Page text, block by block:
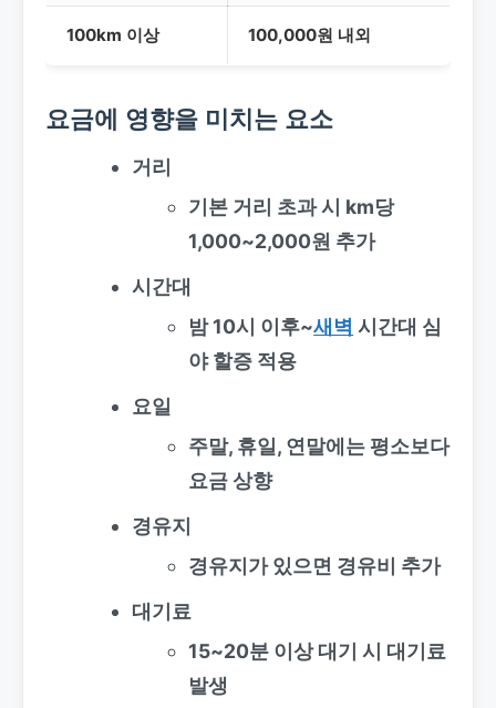
100km 이상 100,000원 내외
요금에 영향을 미치는 요소
거리
기본 거리 초과 시 km당
1,000~2,000원 추가
시간대
밤 10시 이후~새벽 시간대 심
야 할증 적용
요일
주말, 휴일, 연말에는 평소보다
요금 상향
경유지
경유지가 있으면 경유비 추가
대기료
15~20분 이상 대기 시 대기료
발생